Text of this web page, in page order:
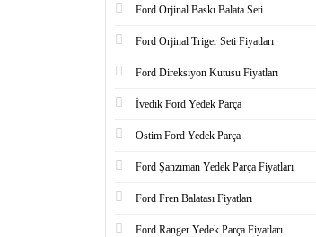
Ford Orjinal Baskı Balata Seti
Ford Orjinal Triger Seti Fiyatları
Ford Direksiyon Kutusu Fiyatları
İvedik Ford Yedek Parça
Ostim Ford Yedek Parça
Ford Şanzıman Yedek Parça Fiyatları
Ford Fren Balatası Fiyatları
Ford Ranger Yedek Parça Fiyatları